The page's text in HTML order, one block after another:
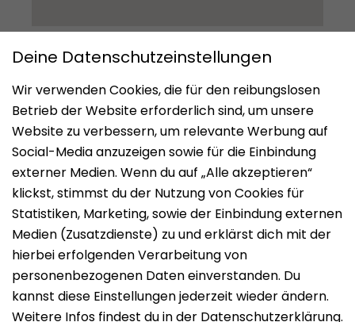
Impressum
Datenschutz
Nutzungsbedingungen
Mieten
Vermieten